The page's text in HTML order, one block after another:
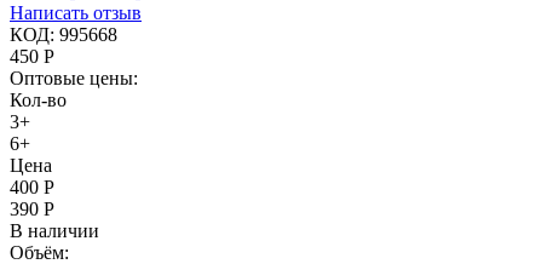
Написать отзыв
КОД: 995668
450 Р
Оптовые цены:
Кол-во
3+
6+
Цена
400 Р
390 Р
В наличии
Объём: